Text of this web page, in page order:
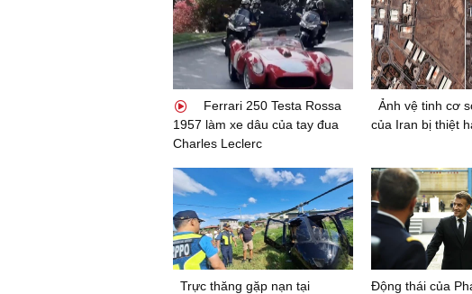
Ferrari 250 Testa Rossa
1957 làm xe dâu của tay đua
Charles Leclerc
Ảnh vệ tinh cơ
của Iran bị thiệt
Trực thăng gặp nạn tại
Động thái của